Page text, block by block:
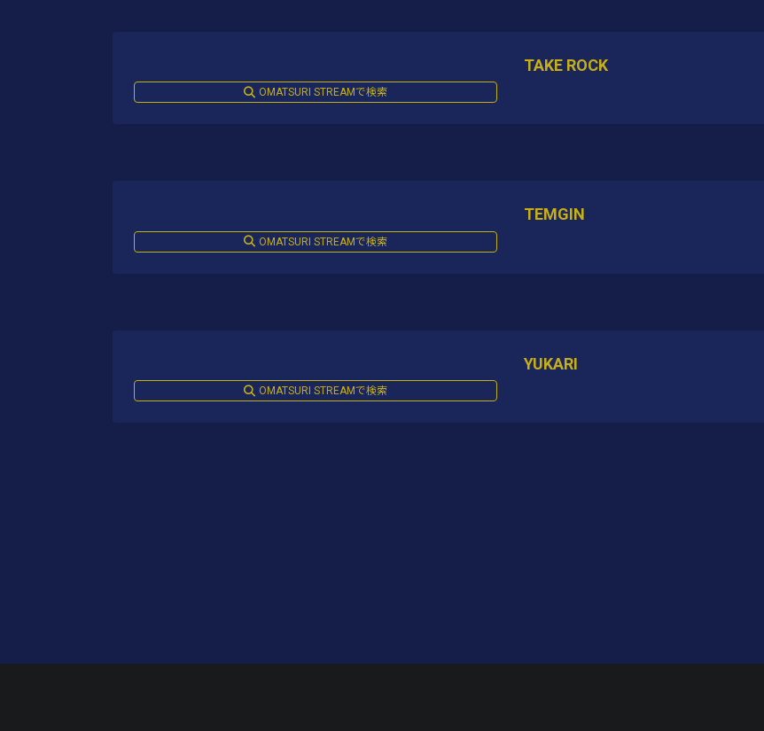
OMATSURI STREAMで検索
TAKE ROCK
OMATSURI STREAMで検索
TEMGIN
OMATSURI STREAMで検索
YUKARI